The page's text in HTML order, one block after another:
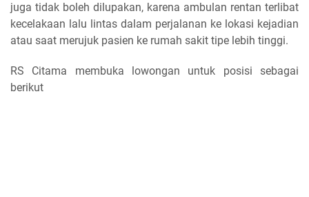
juga tidak boleh dilupakan, karena ambulan rentan terlibat
kecelakaan lalu lintas dalam perjalanan ke lokasi kejadian
atau saat merujuk pasien ke rumah sakit tipe lebih tinggi.
RS Citama membuka lowongan untuk posisi sebagai
berikut